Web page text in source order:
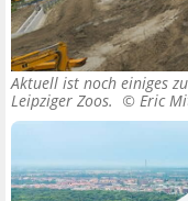
Aktuell ist noch einiges
Leipziger Zoos. © Eric